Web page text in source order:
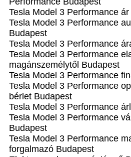
Tesla Model 3 Performance
Tesla Model 3 Performance
Budapest
Tesla Model 3 Performance
Tesla Model 3 Performance
magánszemélytől Budapest
Tesla Model 3 Performance
Tesla Model 3 Performance
bérlet Budapest
Tesla Model 3 Performance
Tesla Model 3 Performance
Budapest
Tesla Model 3 Performance
forgalmazó Budapest